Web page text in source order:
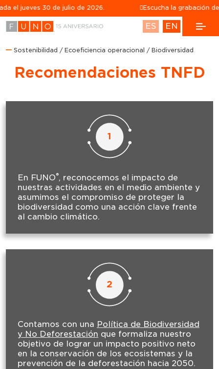
30 de julio de 2026. Escucha la grabación de la
ES EN
Sostenibilidad Ecoeficiencia operacional Biodiversidad
Recomendaciones TNFD
1
En FUNO®, reconocemos el impacto de
nuestras actividades en el medio ambiente y
asumimos el compromiso de proteger la
biodiversidad como una acción clave frente
al cambio climático.
2
Contamos con una Política de Biodiversidad
y No Deforestación que formaliza nuestro
objetivo de lograr un impacto positivo neto
en la conservación de los ecosistemas y la
prevención de la deforestación hacia 2050.